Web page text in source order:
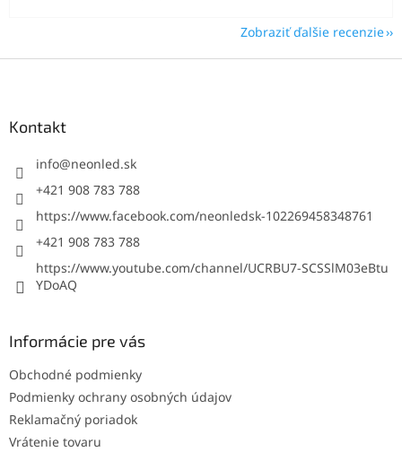
Zobraziť ďalšie recenzie
Kontakt
info@neonled.sk
+421 908 783 788
https://www.facebook.com/neonledsk-102269458348761
+421 908 783 788
https://www.youtube.com/channel/UCRBU7-SCSSlM03eBtu
YDoAQ
Informácie pre vás
Obchodné podmienky
Podmienky ochrany osobných údajov
Reklamačný poriadok
Vrátenie tovaru